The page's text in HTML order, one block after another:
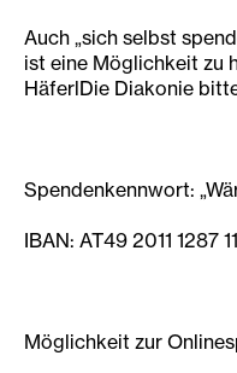
Auch „sich selbst
ist eine Möglichkeit zu
HäferlDie Diakonie
Spendenkennwort:
IBAN: AT49 2011 1287
Möglichkeit zur